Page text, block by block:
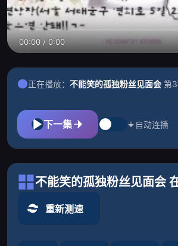
00:00/0:00
正在播放： 不能笑的孤独粉丝见面会 第
下一集 自动连播
不能笑的孤独粉丝见面会
重新测速